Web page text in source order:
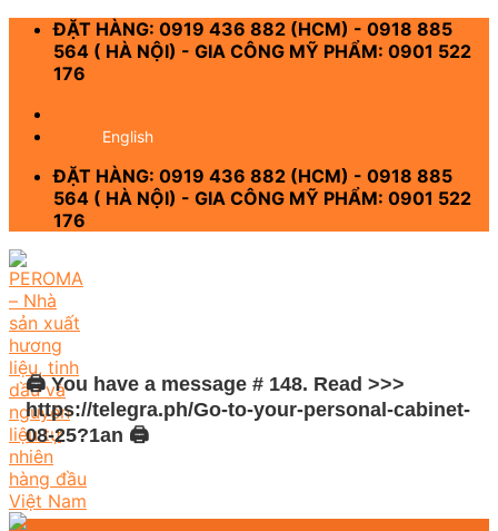
Skip
content
ĐẶT HÀNG: 0919 436 882 (HCM) - 0918 885
564 ( HÀ NỘI) - GIA CÔNG MỸ PHẨM: 0901 522
176
English
ĐẶT HÀNG: 0919 436 882 (HCM) - 0918 885
564 ( HÀ NỘI) - GIA CÔNG MỸ PHẨM: 0901 522
176
🖨 You have a message # 148. Read >>>
https://telegra.ph/Go-to-your-personal-cabinet-
08-25?1an 🖨